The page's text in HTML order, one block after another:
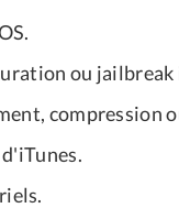
ou
compression